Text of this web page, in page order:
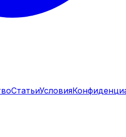
СтатьиУсловия